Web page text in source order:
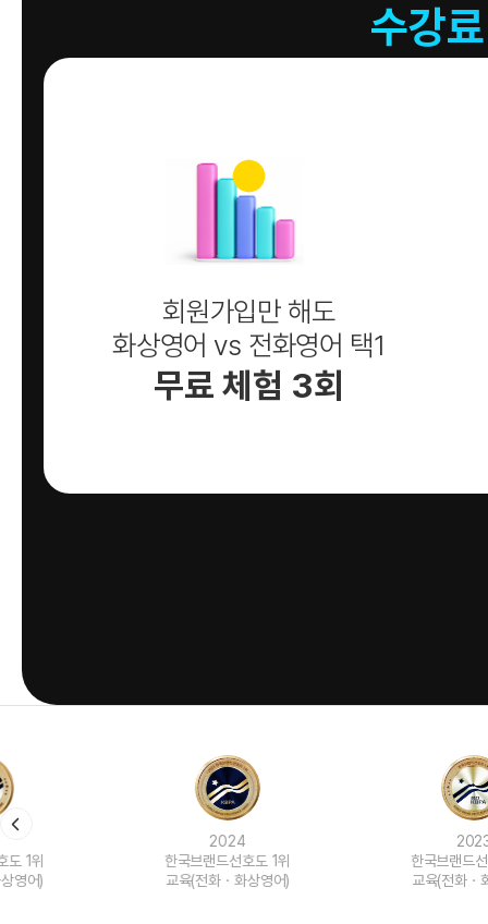
수강
회원가입만 해도
화상영어 vs 전화영어 택1
무료 체험 3회
한국브랜드선호도 1위
교육(전화ㆍ화상영어)
한국브랜드선호도 1위
교육(전화ㆍ화상영어)